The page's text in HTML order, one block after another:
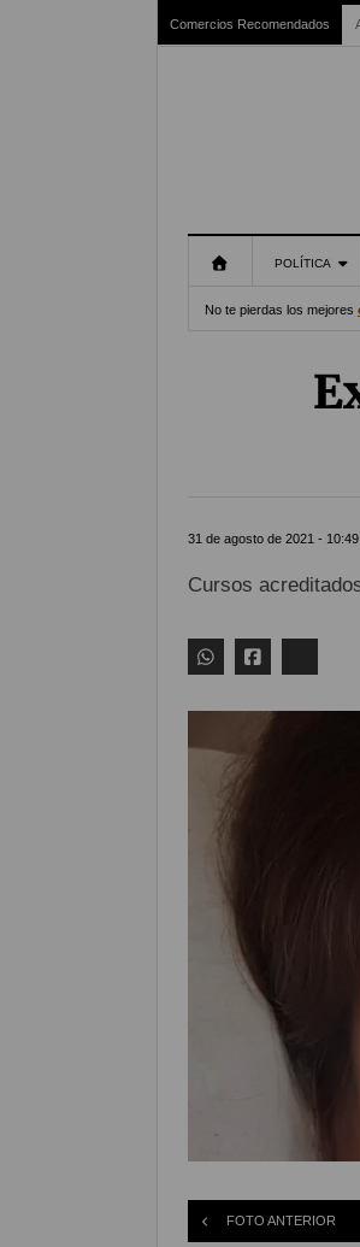
Comercios Recomendados
POLÍTICA
No te pierdas los mejores
31 de agosto de 2021 - 10:49
Cursos
FOTO ANTERIOR